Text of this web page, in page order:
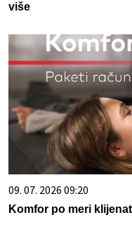
više
09. 07. 2026 09:20
Komfor po meri